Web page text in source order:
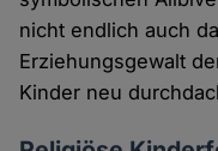
nicht endlich auch
Erziehungsgewalt
Kinder neu